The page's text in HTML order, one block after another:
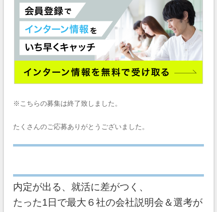
※こちらの募集は終了致しました。
たくさんのご応募ありがとうございました。
内定が出る、就活に差がつく、
たった1日で最大６社の会社説明会＆選考が